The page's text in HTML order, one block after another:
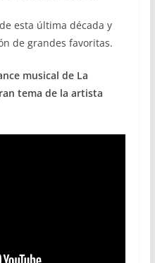
esta última década y
de grandes favoritas.
musical de La
tema de la artista